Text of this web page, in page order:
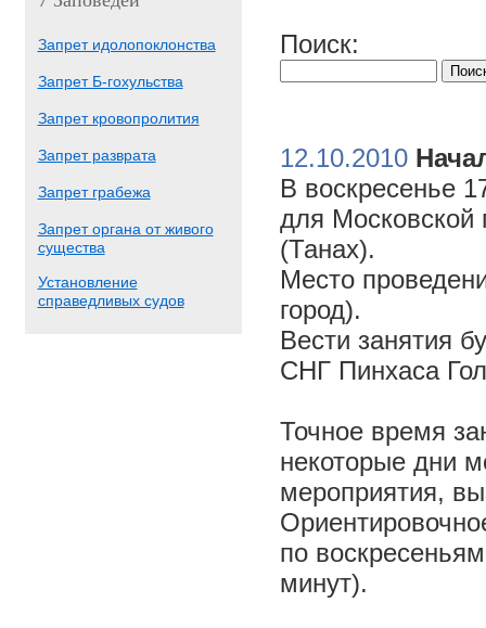
Запрет идолопоклонства
Запрет Б-гохульства
Запрет кровопролития
Запрет разврата
Запрет грабежа
Запрет органа от живого
существа
Установление
справедливых судов
Поиск:
12.10.2010
В воскресенье
для Московской
(Танах).
Место
город).
Вести занятия
СНГ Пинхаса
Точное время
некоторые дни
мероприятия,
по
минут).